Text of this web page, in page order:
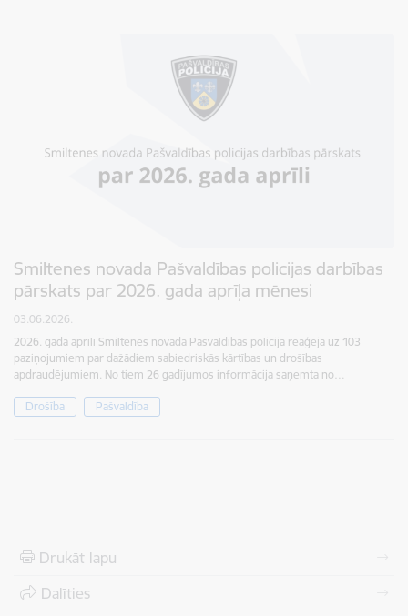
Smiltenes novada Pašvaldības policijas darbības
pārskats par 2026. gada aprīļa mēnesi
03.06.2026.
2026. gada aprīlī Smiltenes novada Pašvaldības policija reaģēja uz 103
paziņojumiem par dažādiem sabiedriskās kārtības un drošības
apdraudējumiem. No tiem 26 gadījumos informācija saņemta no…
Drošība Pašvaldība
Drukāt lapu
Dalīties